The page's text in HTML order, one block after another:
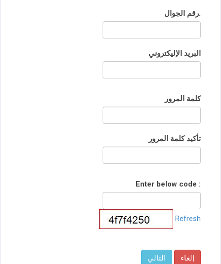
رقم الجوال.
البريد الإليكتروني
كلمة المرور
تأكيد كلمة المرور
Enter below code :
Refresh